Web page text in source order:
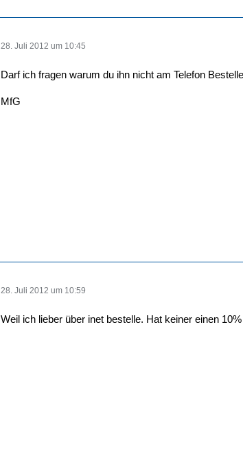
28. Juli 2012 um 10:45
Darf ich fragen warum du ihn nicht am Telefon
MfG
28. Juli 2012 um 10:59
Weil ich lieber über inet bestelle. Hat keiner einen